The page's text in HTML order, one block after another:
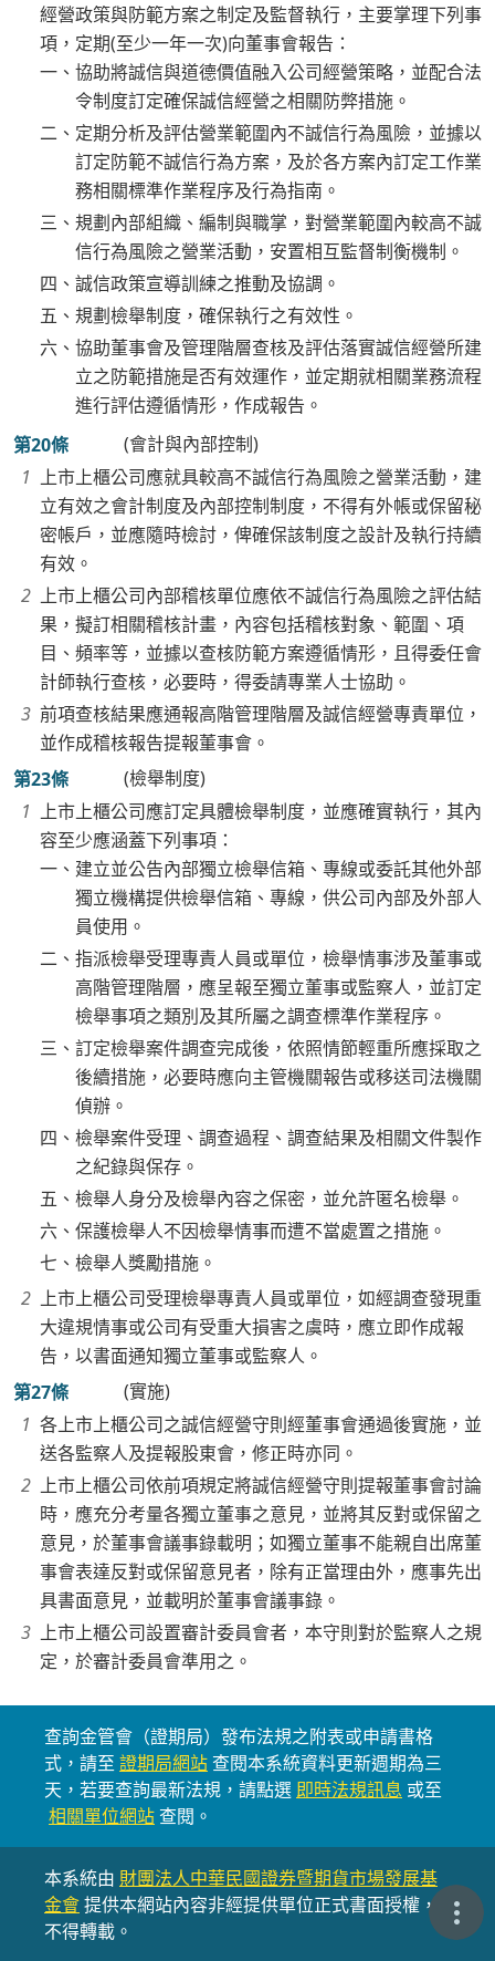
經營政策與防範方案之制定及監督執行，主要掌理下列事
項，定期(至少一年一次)向董事會報告：
一、協助將誠信與道德價值融入公司經營策略，並配合法
令制度訂定確保誠信經營之相關防弊措施。
二、定期分析及評估營業範圍內不誠信行為風險，並據以
訂定防範不誠信行為方案，及於各方案內訂定工作業
務相關標準作業程序及行為指南。
三、規劃內部組織、編制與職掌，對營業範圍內較高不誠
信行為風險之營業活動，安置相互監督制衡機制。
四、誠信政策宣導訓練之推動及協調。
五、規劃檢舉制度，確保執行之有效性。
六、協助董事會及管理階層查核及評估落實誠信經營所建
立之防範措施是否有效運作，並定期就相關業務流程
進行評估遵循情形，作成報告。
第20條
(會計與內部控制)
上市上櫃公司應就具較高不誠信行為風險之營業活動，建
立有效之會計制度及內部控制制度，不得有外帳或保留秘
密帳戶，並應隨時檢討，俾確保該制度之設計及執行持續
有效。
上市上櫃公司內部稽核單位應依不誠信行為風險之評估結
果，擬訂相關稽核計畫，內容包括稽核對象、範圍、項
目、頻率等，並據以查核防範方案遵循情形，且得委任會
計師執行查核，必要時，得委請專業人士協助。
前項查核結果應通報高階管理階層及誠信經營專責單位，
並作成稽核報告提報董事會。
第23條
(檢舉制度)
上市上櫃公司應訂定具體檢舉制度，並應確實執行，其內
容至少應涵蓋下列事項：
一、建立並公告內部獨立檢舉信箱、專線或委託其他外部
獨立機構提供檢舉信箱、專線，供公司內部及外部人
員使用。
二、指派檢舉受理專責人員或單位，檢舉情事涉及董事或
高階管理階層，應呈報至獨立董事或監察人，並訂定
檢舉事項之類別及其所屬之調查標準作業程序。
三、訂定檢舉案件調查完成後，依照情節輕重所應採取之
後續措施，必要時應向主管機關報告或移送司法機關
偵辦。
四、檢舉案件受理、調查過程、調查結果及相關文件製作
之紀錄與保存。
五、檢舉人身分及檢舉內容之保密，並允許匿名檢舉。
六、保護檢舉人不因檢舉情事而遭不當處置之措施。
七、檢舉人獎勵措施。
上市上櫃公司受理檢舉專責人員或單位，如經調查發現重
大違規情事或公司有受重大損害之虞時，應立即作成報
告，以書面通知獨立董事或監察人。
第27條
(實施)
各上市上櫃公司之誠信經營守則經董事會通過後實施，並
送各監察人及提報股東會，修正時亦同。
上市上櫃公司依前項規定將誠信經營守則提報董事會討論
時，應充分考量各獨立董事之意見，並將其反對或保留之
意見，於董事會議事錄載明；如獨立董事不能親自出席董
事會表達反對或保留意見者，除有正當理由外，應事先出
具書面意見，並載明於董事會議事錄。
上市上櫃公司設置審計委員會者，本守則對於監察人之規
定，於審計委員會準用之。
查詢金管會（證期局）發布法規之附表或申請書格
式，請至 證期局網站 查閱本系統資料更新週期為三
天，若要查詢最新法規，請點選 即時法規訊息 或至
相關單位網站 查閱。
本系統由 財團法人中華民國證券暨期貨市場發展基
金會提供本網站內容非經提供單位正式書面授權，
不得轉載。